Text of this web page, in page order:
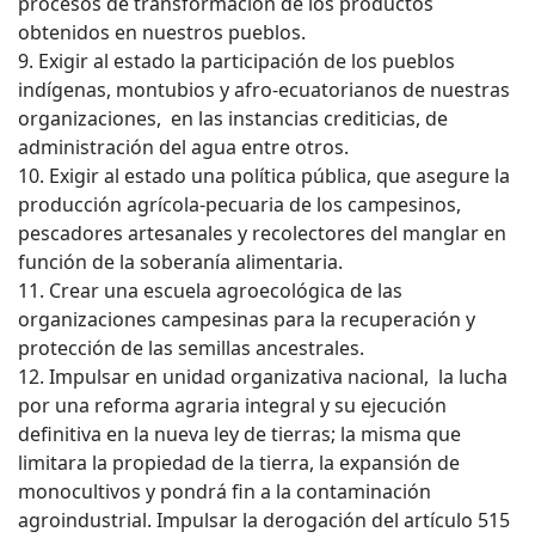
obtenidos en nuestros pueblos.
9. Exigir al estado la participación de los pueblos
indígenas, montubios y afro-ecuatorianos de nuestras
organizaciones, en las instancias crediticias, de
administración del agua entre otros.
10. Exigir al estado una política pública, que asegure la
producción agrícola-pecuaria de los campesinos,
pescadores artesanales y recolectores del manglar en
función de la soberanía alimentaria.
11. Crear una escuela agroecológica de las
organizaciones campesinas para la recuperación y
protección de las semillas ancestrales.
12. Impulsar en unidad organizativa nacional, la lucha
por una reforma agraria integral y su ejecución
definitiva en la nueva ley de tierras; la misma que
limitara la propiedad de la tierra, la expansión de
monocultivos y pondrá fin a la contaminación
agroindustrial. Impulsar la derogación del artículo 515